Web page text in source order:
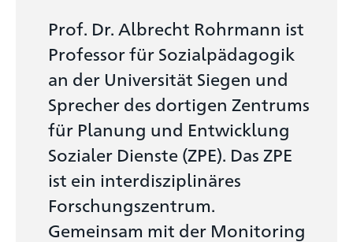
Prof. Dr. Albrecht Rohrmann ist
Professor für Sozialpädagogik
an der Universität Siegen und
Sprecher des dortigen Zentrums
für Planung und Entwicklung
Sozialer Dienste (ZPE). Das ZPE
ist ein interdisziplinäres
Forschungszentrum.
Gemeinsam mit der Monitoring